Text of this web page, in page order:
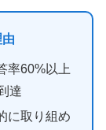
率60%以上
達
に取り組め